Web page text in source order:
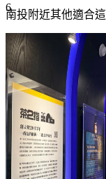
6
7+
南投附近其他適合